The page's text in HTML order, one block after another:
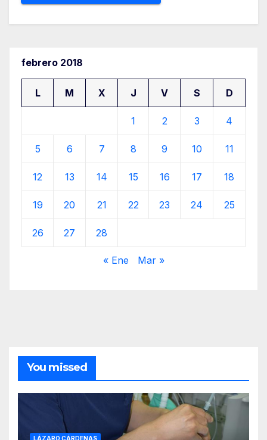
febrero 2018
L M X J V S D
1 2 3 4
5 6 7 8 9 10 11
12 13 14 15 16 17 18
19 20 21 22 23 24 25
26 27 28
« Ene Mar »
You missed
LÁZARO CÁRDENAS